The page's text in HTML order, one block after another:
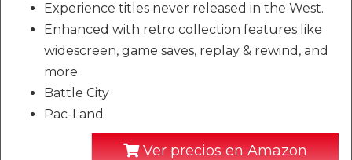
Experience titles never released in the West.
Enhanced with retro collection features like
widescreen, game saves, replay & rewind, and
more.
Battle City
Pac-Land
Ver precios en Amazon